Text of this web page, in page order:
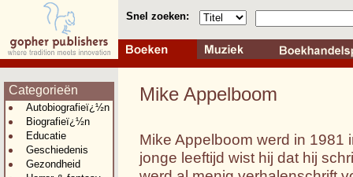
Snel zoeken:
Categorieën
Autobiografieï¿½n
Biografieï¿½n
Educatie
Geschiedenis
Gezondheid
Mike Appelboom
Mike Appelboom werd in 1981
jonge leeftijd wist hij dat hij